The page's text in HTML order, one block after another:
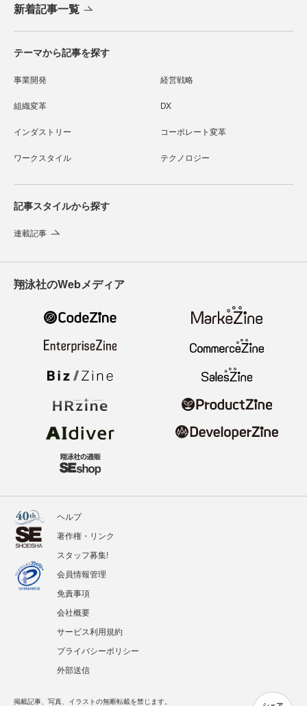
新着記事一覧
テーマから記事を探す
事業開発 経営戦略
組織変革 DX
インダストリー コーポレート変革
ワークスタイル テクノロジー
記事スタイルから探す
連載記事
翔泳社のWebメディア
ヘルプ
著作権・リンク
スタッフ募集!
会員情報管理
免責事項
会社概要
サービス利用規約
プライバシーポリシー
外部送信
掲載記事、写真、イラストの無断転載を禁じます。